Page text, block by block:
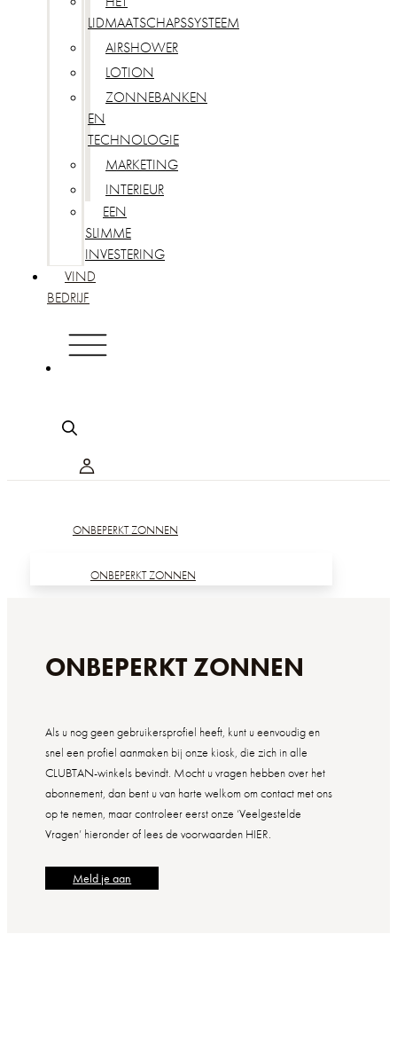
LIDMAATSCHAPSSYSTEEM
AIRSHOWER
LOTION
ZONNEBANKEN
EN
TECHNOLOGIE
MARKETING
INTERIEUR
EEN
SLIMME
INVESTERING
VIND
BEDRIJF
ONBEPERKT ZONNEN
ONBEPERKT ZONNEN
ONBEPERKT ZONNEN
Als u nog geen gebruikersprofiel heeft, kunt u eenvoudig en
snel een profiel aanmaken bij onze kiosk, die zich in alle
CLUBTAN-winkels bevindt. Mocht u vragen hebben over het
abonnement, dan bent u van harte welkom om contact met ons
op te nemen, maar controleer eerst onze ‘Veelgestelde
Vragen’ hieronder of lees de voorwaarden HIER.
Meld je aan